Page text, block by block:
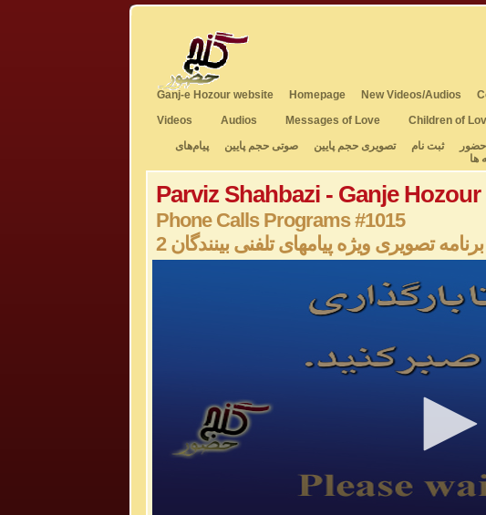
Ganj-e Hozour website Homepage New Videos/Audios
Videos
Audios Messages of Love Children of
ثبت نام تصویری حجم پایین صوتی حجم پایین
پیام‌های
ها
Parviz Shahbazi - Ganje Hozour
Phone Calls Programs #1015
2 برنامه تصویری ویژه پیامهای تلفنی بینندگان